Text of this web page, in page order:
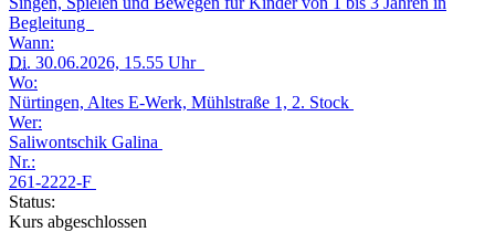
Begleitung
Wann:
Di. 30.06.2026, 15.55 Uhr
Wo:
Nürtingen, Altes E-Werk, Mühlstraße 1, 2. Stock
Wer:
Saliwontschik Galina
Nr.:
261-2222-F
Status:
Kurs abgeschlossen